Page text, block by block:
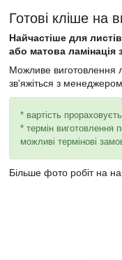
Готові кліше на
Найчастіше для
або матова ламінація
Можливе виготовлення
зв'яжіться з менеджером
* вартість
* термін виготовлення
можливі термінові
Більше фото робіт на